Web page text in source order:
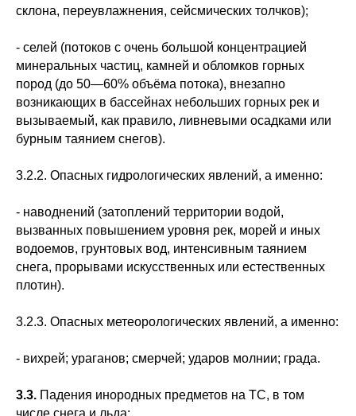
склона, переувлажнения, сейсмических толчков);
- селей (потоков с очень большой концентрацией
минеральных частиц, камней и обломков горных
пород (до 50—60% объёма потока), внезапно
возникающих в бассейнах небольших горных рек и
вызываемый, как правило, ливневыми осадками или
бурным таянием снегов).
3.2.2. Опасных гидрологических явлений, а именно:
- наводнений (затоплений территории водой,
вызванных повышением уровня рек, морей и иных
водоемов, грунтовых вод, интенсивным таянием
снега, прорывами искусственных или естественных
плотин).
3.2.3. Опасных метеорологических явлений, а именно:
- вихрей; ураганов; смерчей; ударов молнии; града.
3.3. Падения инородных предметов на ТС, в том
числе снега и льда;